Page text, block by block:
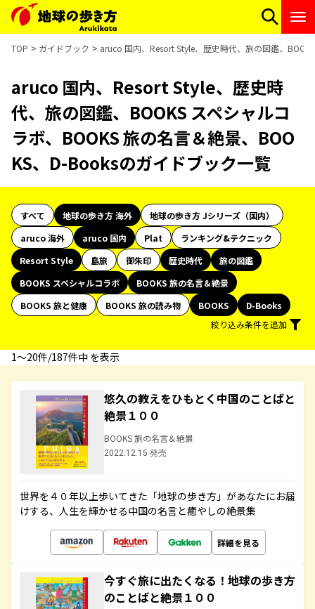
TOP ガイドブック aruco 国内、Resort Style、歴史時代、旅の図鑑、
aruco 国内、Resort Style、歴史時
代、旅の図鑑、BOOKS スペシャルコ
ラボ、BOOKS 旅の名言＆絶景、BOO
KS、D-Booksのガイドブック一覧
すべて 地球の歩き方 海外
地球の歩き方 Jシリーズ（国内）
aruco 海外
aruco 国内 Plat
ランキング&テクニック
Resort Style
島旅 御朱印 歴史時代
旅の図鑑
BOOKS スペシャルコラボ
BOOKS 旅の名言＆絶景
BOOKS 旅と健康
BOOKS 旅の読み物 BOOKS
D-Books
絞り込み条件を追加
1〜20件/187件中 を表示
悠久の教えをひもとく中国のことばと
絶景１００
BOOKS 旅の名言＆絶景
2022.12.15 発売
世界を４０年以上歩いてきた「地球の歩き方」があなたにお届
けする、人生を輝かせる中国の名言と癒やしの絶景集
詳細を見る
今すぐ旅に出たくなる！地球の歩き方
のことばと絶景１００